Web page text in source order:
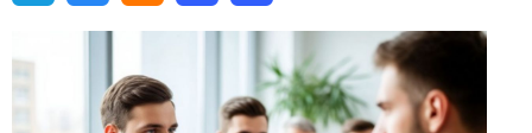
Авторские материалы